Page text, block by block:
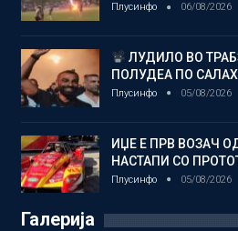
Плусинфо 06/08/2026
ЛУДИЛО ВО
ПОЛУДЕА ПО САЛАХ
Плусинфо 05/08/2026
ИЏЕ Е ПРВ ВОЗАЧ
НАСТАПИ СО
Плусинфо 05/08/2026
Галерија